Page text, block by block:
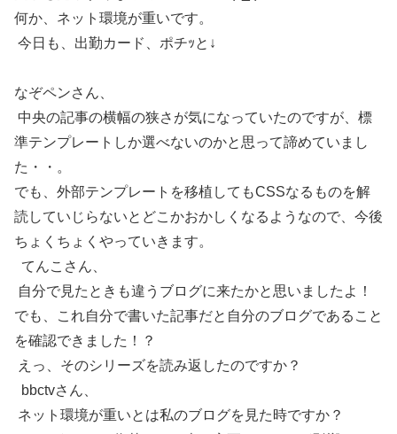
何か、ネット環境が重いです。
今日も、出勤カード、ポチｯと↓
なぞペンさん、
中央の記事の横幅の狭さが気になっていたのですが、標
準テンプレートしか選べないのかと思って諦めていまし
た・・。
でも、外部テンプレートを移植してもCSSなるものを解
読していじらないとどこかおかしくなるようなので、今後
ちょくちょくやっていきます。
てんこさん、
自分で見たときも違うブログに来たかと思いましたよ！
でも、これ自分で書いた記事だと自分のブログであること
を確認できました！？
えっ、そのシリーズを読み返したのですか？
bbctvさん、
ネット環境が重いとは私のブログを見た時ですか？